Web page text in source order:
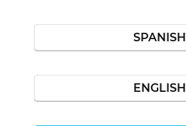
SPANISH
ENGLISH